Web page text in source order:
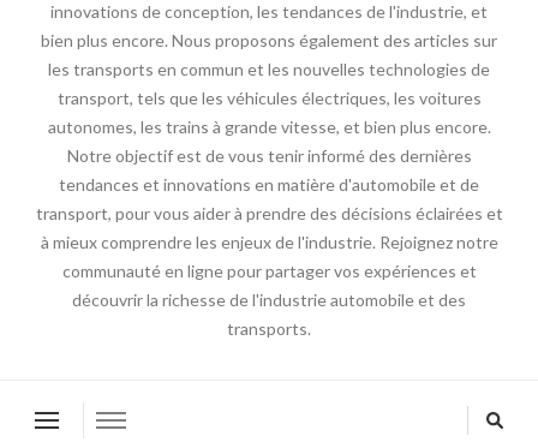
innovations de conception, les tendances de l'industrie, et
bien plus encore. Nous proposons également des articles sur
les transports en commun et les nouvelles technologies de
transport, tels que les véhicules électriques, les voitures
autonomes, les trains à grande vitesse, et bien plus encore.
Notre objectif est de vous tenir informé des dernières
tendances et innovations en matière d'automobile et de
transport, pour vous aider à prendre des décisions éclairées et
à mieux comprendre les enjeux de l'industrie. Rejoignez notre
communauté en ligne pour partager vos expériences et
découvrir la richesse de l'industrie automobile et des
transports.